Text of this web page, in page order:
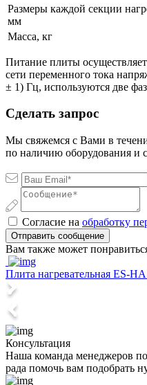
Размеры каждой секции
мм
Масса, кг
Питание плиты
сети переменного тока
± 1) Гц, используются две
Сделать запрос
Мы свяжемся с Вами в
по наличию оборудования и
Согласие на обработку
Отправить сообщение
Вам также может
Плита нагревательная ES-
Консультация
Наша команда менеджеров
рада помочь вам подобрать